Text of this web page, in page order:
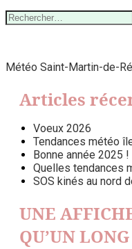
Rechercher :
Météo Saint-Martin-de-Ré
Articles
Voeux 2026
Tendances météo
Bonne année 2025 !
Quelles tendances
SOS kinés au nord
UNE
QU’UN